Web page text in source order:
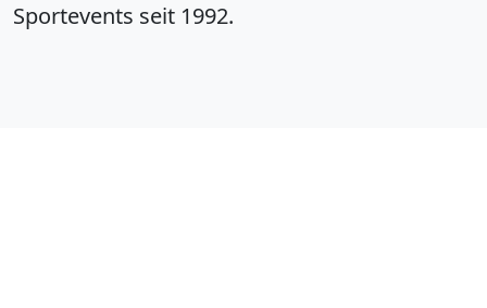
Sportevents seit 1992.